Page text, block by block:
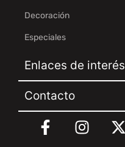
Decoración
Especiales
Enlaces de interés
Contacto